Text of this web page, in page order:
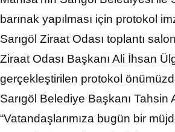
barınak yapılması için protokol
Sarıgöl Ziraat Odası toplantı
Ziraat Odası Başkanı Ali İhsan
gerçekleştirilen protokol
Sarıgöl Belediye Başkanı Tahsin
“Vatandaşlarımıza bugün bir